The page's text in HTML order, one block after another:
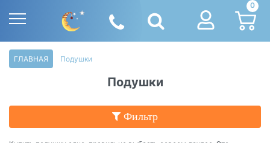
0
ГЛАВНАЯ Подушки
Подушки
Фильтр